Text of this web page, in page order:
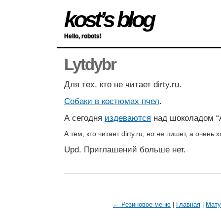
kost’s blog
Hello, robots!
Lytdybr
Для тех, кто не читает dirty.ru.
Собаки в костюмах пчел.
А сегодня издеваются над шоколадом
А тем, кто читает dirty.ru, но не пишет, а очень
Upd. Приглашений больше нет.
← Резиновое меню Главная